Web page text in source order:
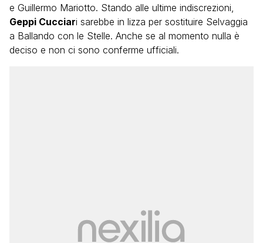
e Guillermo Mariotto. Stando alle ultime indiscrezioni,
Geppi Cucciari sarebbe in lizza per sostituire Selvaggia
a Ballando con le Stelle. Anche se al momento nulla è
deciso e non ci sono conferme ufficiali.